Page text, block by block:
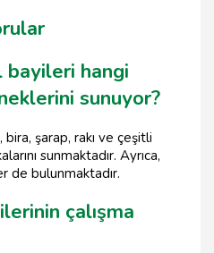
hangi
sunuyor?
şarap, rakı ve çeşitli
sunmaktadır. Ayrıca,
de bulunmaktadır.
çalışma